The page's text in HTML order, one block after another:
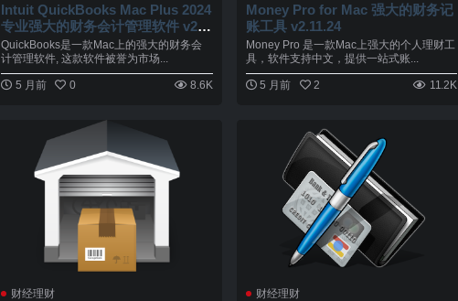
Intuit QuickBooks Mac Plus 2024
专业强大的财务会计管理软件 v23.
1.9.R10
QuickBooks是一款Mac上的强大的财务会
计管理软件, 这款软件被誉为市场...
5 月前 0 8.6K
Money Pro for Mac 强大的财务记
账工具 v2.11.24
Money Pro 是一款Mac上强大的个人理财工
具，软件支持中文，提供一站式账...
5 月前 2 11.2K
财经理财 财经理财